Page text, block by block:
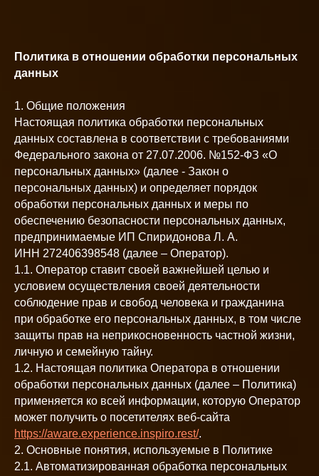
Политика в отношении обработки персональных
данных
1. Общие положения
Настоящая политика обработки персональных
данных составлена в соответствии с требованиями
Федерального закона от 27.07.2006. №152-ФЗ «О
персональных данных» (далее - Закон о
персональных данных) и определяет порядок
обработки персональных данных и меры по
обеспечению безопасности персональных данных,
предпринимаемые ИП Спиридонова Л. А.
ИНН 272406398548 (далее – Оператор).
1.1. Оператор ставит своей важнейшей целью и
условием осуществления своей деятельности
соблюдение прав и свобод человека и гражданина
при обработке его персональных данных, в том числе
защиты прав на неприкосновенность частной жизни,
личную и семейную тайну.
1.2. Настоящая политика Оператора в отношении
обработки персональных данных (далее – Политика)
применяется ко всей информации, которую Оператор
может получить о посетителях веб-сайта
https://aware.experience.inspiro.rest/.
2. Основные понятия, используемые в Политике
2.1. Автоматизированная обработка персональных